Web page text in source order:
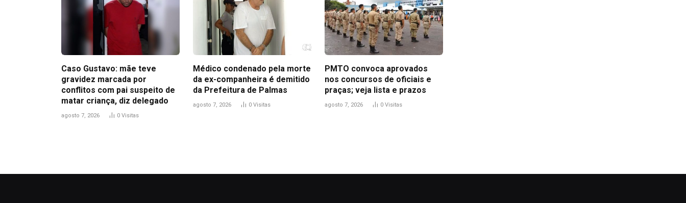
Caso Gustavo: mãe teve
gravidez marcada por
conflitos com pai suspeito de
matar criança, diz delegado
agosto 7, 2026 0 Visitas
Médico condenado pela morte
da ex-companheira é demitido
da Prefeitura de Palmas
agosto 7, 2026 0 Visitas
PMTO convoca aprovados
nos concursos de oficiais e
praças; veja lista e prazos
agosto 7, 2026 0 Visitas